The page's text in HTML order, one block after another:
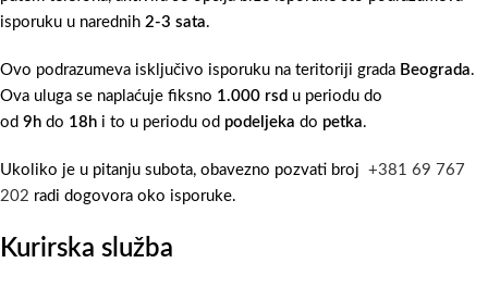
isporuku u narednih 2-3 sata.
Ovo podrazumeva isključivo isporuku na teritoriji grada Beograda.
Ova uluga se naplaćuje fiksno 1.000 rsd u periodu do
od 9h do 18h i to u periodu od podeljeka do petka.
Ukoliko je u pitanju subota, obavezno pozvati broj +381 69 767
202 radi dogovora oko isporuke.
Kurirska služba